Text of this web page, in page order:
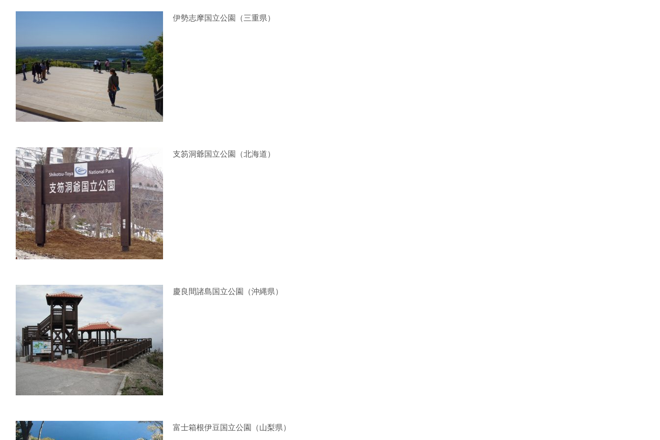
伊勢志摩国立公園（三重県）
支笏洞爺国立公園（北海道）
慶良間諸島国立公園（沖縄県）
富士箱根伊豆国立公園（山梨県）